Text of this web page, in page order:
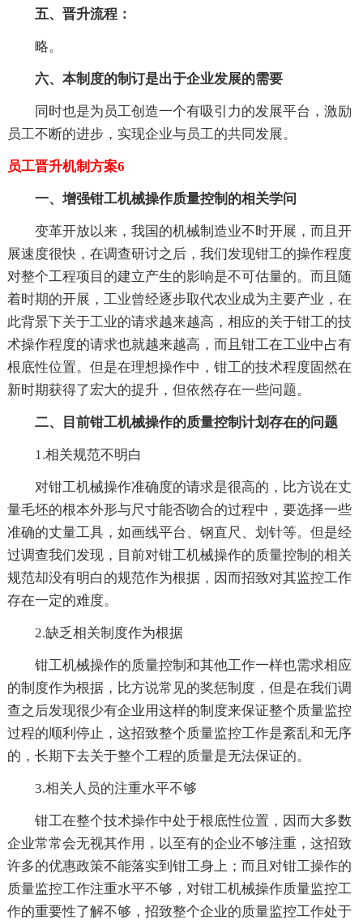
五、晋升流程：
略。
六、本制度的制订是出于企业发展的需要
同时也是为员工创造一个有吸引力的发展平台，激励
员工不断的进步，实现企业与员工的共同发展。
员工晋升机制方案6
一、增强钳工机械操作质量控制的相关学问
变革开放以来，我国的机械制造业不时开展，而且开
展速度很快，在调查研讨之后，我们发现钳工的操作程度
对整个工程项目的建立产生的影响是不可估量的。而且随
着时期的开展，工业曾经逐步取代农业成为主要产业，在
此背景下关于工业的请求越来越高，相应的关于钳工的技
术操作程度的请求也就越来越高，而且钳工在工业中占有
根底性位置。但是在理想操作中，钳工的技术程度固然在
新时期获得了宏大的提升，但依然存在一些问题。
二、目前钳工机械操作的质量控制计划存在的问题
1.相关规范不明白
对钳工机械操作准确度的请求是很高的，比方说在丈
量毛坯的根本外形与尺寸能否吻合的过程中，要选择一些
准确的丈量工具，如画线平台、钢直尺、划针等。但是经
过调查我们发现，目前对钳工机械操作的质量控制的相关
规范却没有明白的规范作为根据，因而招致对其监控工作
存在一定的难度。
2.缺乏相关制度作为根据
钳工机械操作的质量控制和其他工作一样也需求相应
的制度作为根据，比方说常见的奖惩制度，但是在我们调
查之后发现很少有企业用这样的制度来保证整个质量监控
过程的顺利停止，这招致整个质量监控工作是紊乱和无序
的，长期下去关于整个工程的质量是无法保证的。
3.相关人员的注重水平不够
钳工在整个技术操作中处于根底性位置，因而大多数
企业常常会无视其作用，以至有的企业不够注重，这招致
许多的优惠政策不能落实到钳工身上；而且对钳工操作的
质量监控工作注重水平不够，对钳工机械操作质量监控工
作的重要性了解不够，招致整个企业的质量监控工作处于